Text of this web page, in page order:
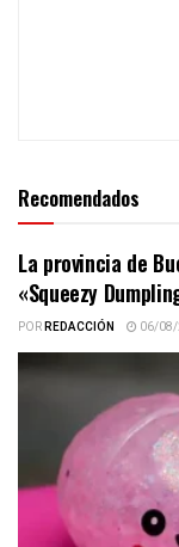
Recomendados
La provincia de
«Squeezy
PORREDACCIÓN 06/